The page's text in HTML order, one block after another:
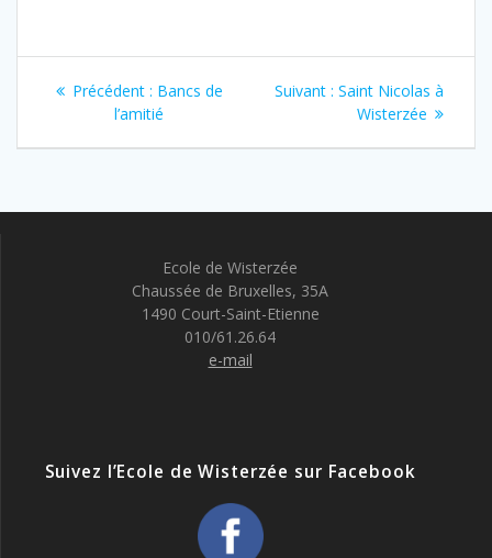
Navigation
Précédent : Article
précédent
Bancs de
l’amitié
Suivant : Article
suivant
Saint Nicolas à
Wisterzée
Ecole de Wisterzée
Chaussée de Bruxelles, 35A
1490 Court-Saint-Etienne
010/61.26.64
e-mail
Suivez l’Ecole de Wisterzée sur Facebook